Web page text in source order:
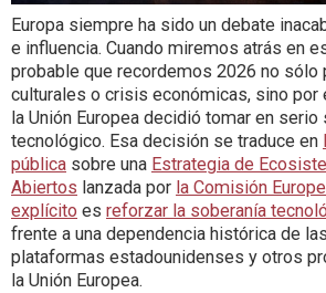
Europa siempre ha sido un debate
e influencia. Cuando miremos atrás en
probable que recordemos 2026 no sólo
culturales o crisis económicas, sino por
la Unión Europea decidió tomar en
tecnológico. Esa decisión se traduce en
pública sobre una Estrategia de
Abiertos lanzada por la Comisión
explícito es reforzar la soberanía
frente a una dependencia histórica de
plataformas estadounidenses y otros
la Unión Europea.